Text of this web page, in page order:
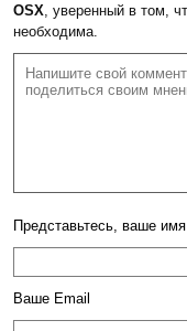
OSX, уверенный в том,
необходима.
Представьтесь, ваше
Ваше Email